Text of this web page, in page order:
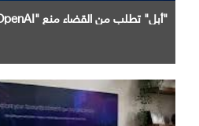
"أبل" تطلب من القضاء منع "OpenAI" من اختراق بياناتها